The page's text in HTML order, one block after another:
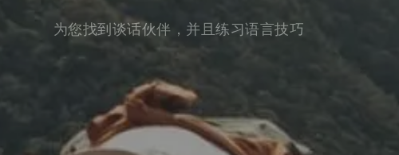
为您找到谈话伙伴，并且练习语言技巧